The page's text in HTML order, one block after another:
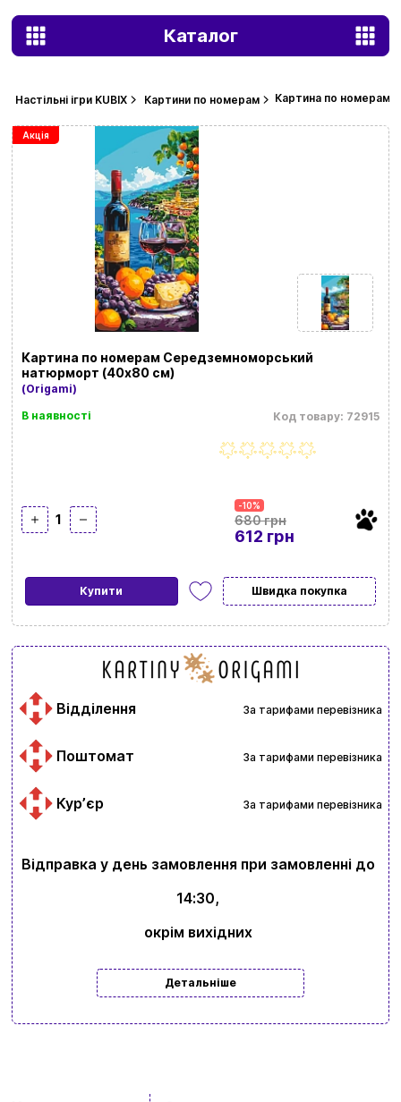
Каталог
Настільні ігри KUBIX Картини по номерам Картина по номерам
Акція
Картина по номерам Середземноморський
натюрморт (40х80 см)
(Origami)
Код товару: 72915
В наявності
-10%
680 грн
612 грн
1
Купити Швидка покупка
Відділення За тарифами перевізника
Поштомат За тарифами перевізника
Курʼєр За тарифами перевізника
Відправка у день замовлення при замовленні до
14:30,
окрім вихідних
Детальніше